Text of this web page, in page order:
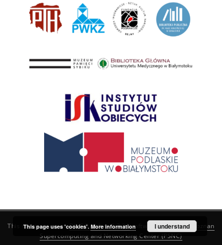
This service runs onDInGO dLibra 6.3.21software created by
Poznan
Supercomputing and Networking Center (PSNC)
This page uses 'cookies'. More information I understand